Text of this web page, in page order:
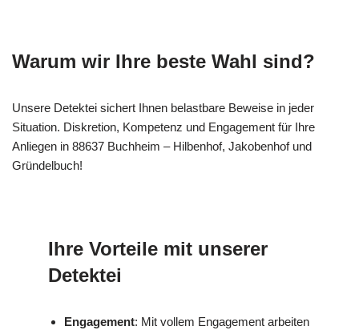
Warum wir Ihre beste Wahl sind?
Unsere Detektei sichert Ihnen belastbare Beweise in jeder
Situation. Diskretion, Kompetenz und Engagement für Ihre
Anliegen in 88637 Buchheim – Hilbenhof, Jakobenhof und
Gründelbuch!
Ihre Vorteile mit unserer
Detektei
Engagement: Mit vollem Engagement arbeiten